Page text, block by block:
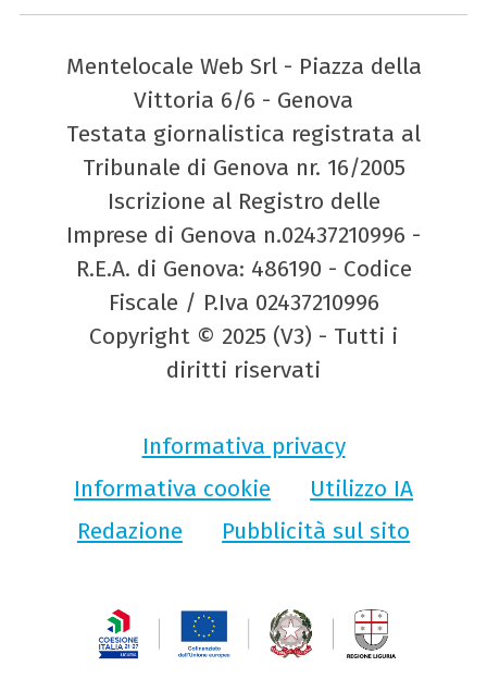
Mentelocale Web Srl - Piazza della
Vittoria 6/6 - Genova
Testata giornalistica registrata al
Tribunale di Genova nr. 16/2005
Iscrizione al Registro delle
Imprese di Genova n.02437210996 -
R.E.A. di Genova: 486190 - Codice
Fiscale / P.Iva 02437210996
Copyright © 2025 (V3) - Tutti i
diritti riservati
Informativa privacy
Informativa cookie
Utilizzo IA
Redazione
Pubblicità sul sito